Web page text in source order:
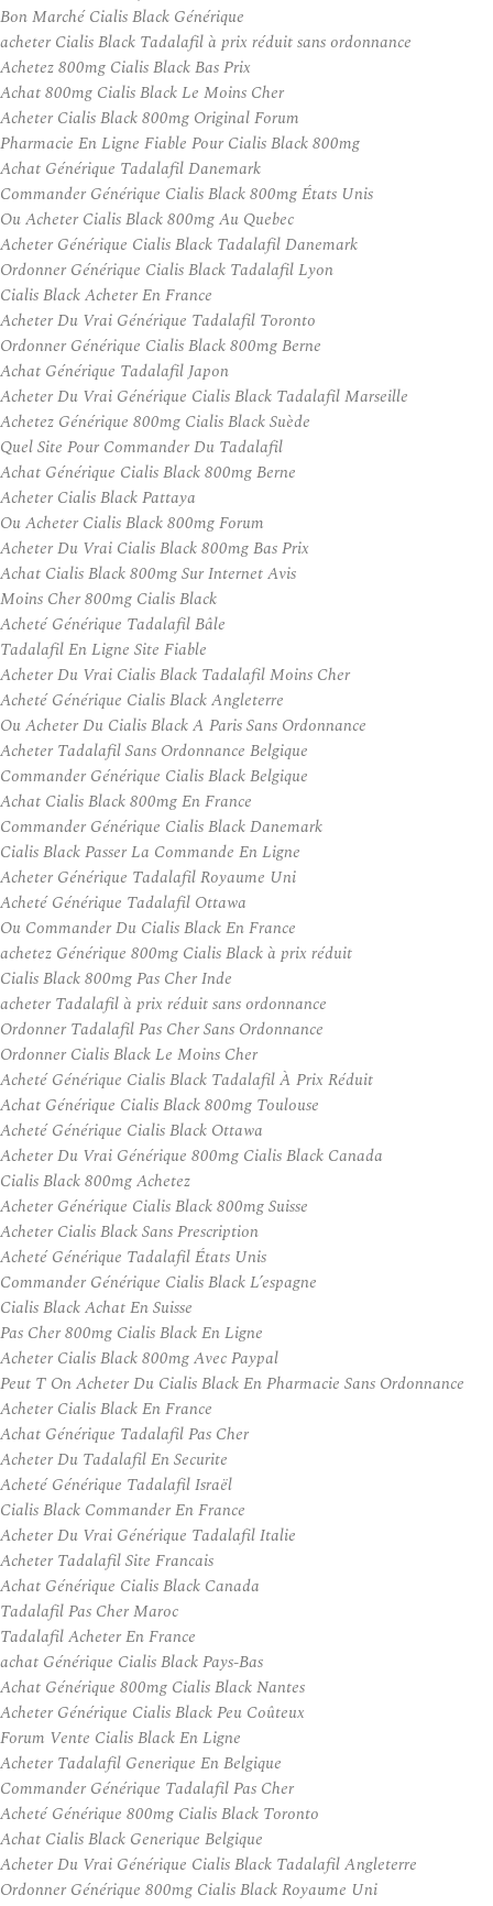
Bon Marché Cialis Black Générique
acheter Cialis Black Tadalafil à prix réduit sans ordonnance
Achetez 800mg Cialis Black Bas Prix
Achat 800mg Cialis Black Le Moins Cher
Acheter Cialis Black 800mg Original Forum
Pharmacie En Ligne Fiable Pour Cialis Black 800mg
Achat Générique Tadalafil Danemark
Commander Générique Cialis Black 800mg États Unis
Ou Acheter Cialis Black 800mg Au Quebec
Acheter Générique Cialis Black Tadalafil Danemark
Ordonner Générique Cialis Black Tadalafil Lyon
Cialis Black Acheter En France
Acheter Du Vrai Générique Tadalafil Toronto
Ordonner Générique Cialis Black 800mg Berne
Achat Générique Tadalafil Japon
Acheter Du Vrai Générique Cialis Black Tadalafil Marseille
Achetez Générique 800mg Cialis Black Suède
Quel Site Pour Commander Du Tadalafil
Achat Générique Cialis Black 800mg Berne
Acheter Cialis Black Pattaya
Ou Acheter Cialis Black 800mg Forum
Acheter Du Vrai Cialis Black 800mg Bas Prix
Achat Cialis Black 800mg Sur Internet Avis
Moins Cher 800mg Cialis Black
Acheté Générique Tadalafil Bâle
Tadalafil En Ligne Site Fiable
Acheter Du Vrai Cialis Black Tadalafil Moins Cher
Acheté Générique Cialis Black Angleterre
Ou Acheter Du Cialis Black A Paris Sans Ordonnance
Acheter Tadalafil Sans Ordonnance Belgique
Commander Générique Cialis Black Belgique
Achat Cialis Black 800mg En France
Commander Générique Cialis Black Danemark
Cialis Black Passer La Commande En Ligne
Acheter Générique Tadalafil Royaume Uni
Acheté Générique Tadalafil Ottawa
Ou Commander Du Cialis Black En France
achetez Générique 800mg Cialis Black à prix réduit
Cialis Black 800mg Pas Cher Inde
acheter Tadalafil à prix réduit sans ordonnance
Ordonner Tadalafil Pas Cher Sans Ordonnance
Ordonner Cialis Black Le Moins Cher
Acheté Générique Cialis Black Tadalafil À Prix Réduit
Achat Générique Cialis Black 800mg Toulouse
Acheté Générique Cialis Black Ottawa
Acheter Du Vrai Générique 800mg Cialis Black Canada
Cialis Black 800mg Achetez
Acheter Générique Cialis Black 800mg Suisse
Acheter Cialis Black Sans Prescription
Acheté Générique Tadalafil États Unis
Commander Générique Cialis Black L’espagne
Cialis Black Achat En Suisse
Pas Cher 800mg Cialis Black En Ligne
Acheter Cialis Black 800mg Avec Paypal
Peut T On Acheter Du Cialis Black En Pharmacie Sans Ordonnance
Acheter Cialis Black En France
Achat Générique Tadalafil Pas Cher
Acheter Du Tadalafil En Securite
Acheté Générique Tadalafil Israël
Cialis Black Commander En France
Acheter Du Vrai Générique Tadalafil Italie
Acheter Tadalafil Site Francais
Achat Générique Cialis Black Canada
Tadalafil Pas Cher Maroc
Tadalafil Acheter En France
achat Générique Cialis Black Pays-Bas
Achat Générique 800mg Cialis Black Nantes
Acheter Générique Cialis Black Peu Coûteux
Forum Vente Cialis Black En Ligne
Acheter Tadalafil Generique En Belgique
Commander Générique Tadalafil Pas Cher
Acheté Générique 800mg Cialis Black Toronto
Achat Cialis Black Generique Belgique
Acheter Du Vrai Générique Cialis Black Tadalafil Angleterre
Ordonner Générique 800mg Cialis Black Royaume Uni